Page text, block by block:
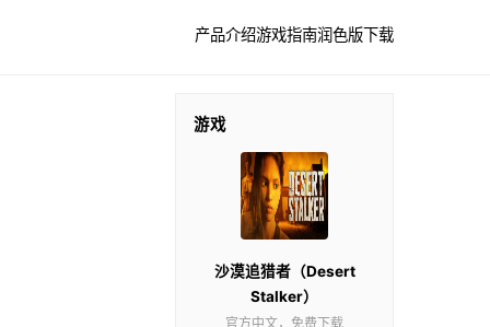
产品介绍游戏指南润色版下载
游戏
沙漠追猎者（Desert
Stalker）
官方中文，免费下载